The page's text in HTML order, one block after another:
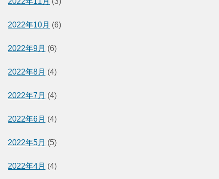
2022年10月 (6)
2022年9月 (6)
2022年8月 (4)
2022年7月 (4)
2022年6月 (4)
2022年5月 (5)
2022年4月 (4)